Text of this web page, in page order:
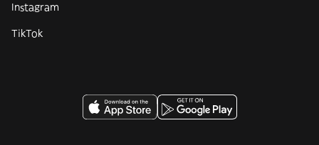
Instagram
TikTok